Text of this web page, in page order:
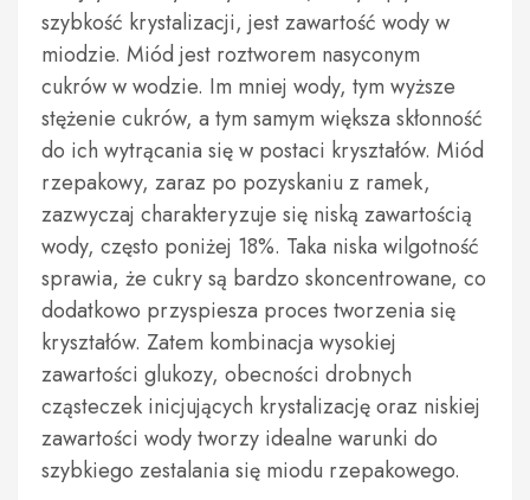
szybkość krystalizacji, jest zawartość wody w
miodzie. Miód jest roztworem nasyconym
cukrów w wodzie. Im mniej wody, tym wyższe
stężenie cukrów, a tym samym większa skłonność
do ich wytrącania się w postaci kryształów. Miód
rzepakowy, zaraz po pozyskaniu z ramek,
zazwyczaj charakteryzuje się niską zawartością
wody, często poniżej 18%. Taka niska wilgotność
sprawia, że cukry są bardzo skoncentrowane, co
dodatkowo przyspiesza proces tworzenia się
kryształów. Zatem kombinacja wysokiej
zawartości glukozy, obecności drobnych
cząsteczek inicjujących krystalizację oraz niskiej
zawartości wody tworzy idealne warunki do
szybkiego zestalania się miodu rzepakowego.